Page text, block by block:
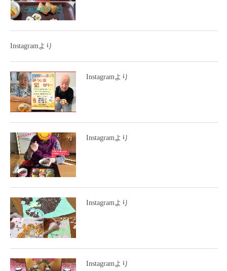
Instagramより
Instagramより
Instagramより
Instagramより
Instagramより